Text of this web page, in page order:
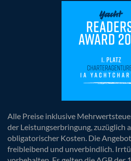
Alle Preise inklusive
der Leistungserbringung, zuzüglich
obligatorischer Kosten. Die
freibleibend und unverbindlich.